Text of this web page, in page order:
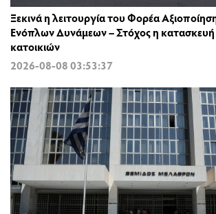
Ξεκινά η λειτουργία του Φορέα
Ενόπλων Δυνάμεων – Στόχος η
κατοικιών
2026-08-08 03:53:37